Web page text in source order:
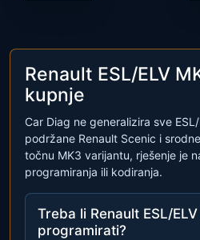
Renault ESL/ELV
kupnje
Car Diag ne generalizira sve
podržane Renault Scenic i
točnu MK3 varijantu, rješenje je
programiranja ili kodiranja.
Treba li Renault ESL/
programirati?